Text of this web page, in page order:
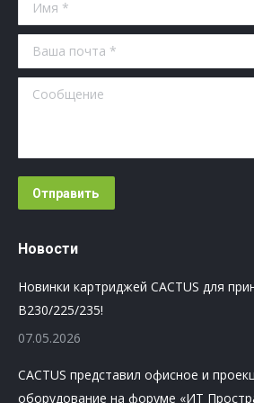
Ваша почта *
Сообщение
Отправить
Новости
Новинки картриджей CACTUS для
B230/225/235!
07.05.2026
CACTUS представил офисное и
оборудование на форуме «ИТ